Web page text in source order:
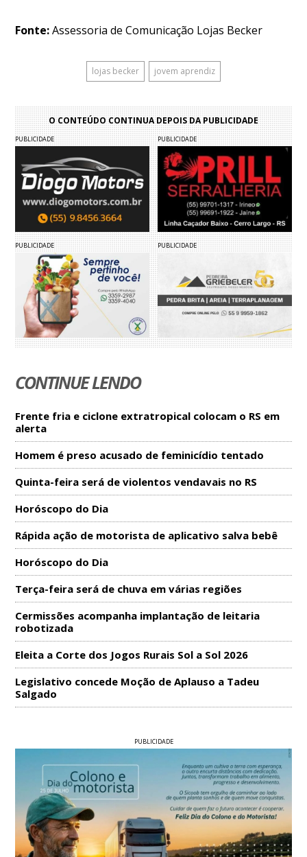
Fonte:Assessoria de Comunicação Lojas Becker
lojas becker jovem aprendiz
O CONTEÚDO CONTINUA DEPOIS DA PUBLICIDADE
PUBLICIDADE PUBLICIDADE
PUBLICIDADE PUBLICIDADE
CONTINUE LENDO
Frente fria e ciclone extratropical colocam o RS em
alerta
Homem é preso acusado de feminicídio tentado
Quinta-feira será de violentos vendavais no RS
Horóscopo do Dia
Rápida ação de motorista de aplicativo salva bebê
Horóscopo do Dia
Terça-feira será de chuva em várias regiões
Cermissões acompanha implantação de leitaria
robotizada
Eleita a Corte dos Jogos Rurais Sol a Sol 2026
Legislativo concede Moção de Aplauso a Tadeu
Salgado
PUBLICIDADE